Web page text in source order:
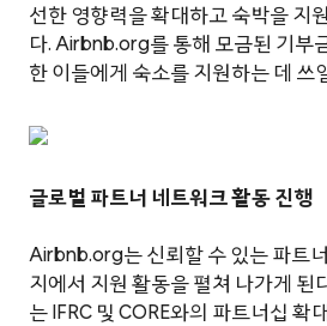
선한 영향력을 확대하고 숙박을 지
다. Airbnb.org를 통해 모금된 기부
한 이들에게 숙소를 지원하는 데 쓰
글로벌 파트너 네트워크 활동 진행
Airbnb.org는 신뢰할 수 있는 파트
지에서 지원 활동을 펼쳐 나가게 된
는 IFRC 및 CORE와의 파트너십 확